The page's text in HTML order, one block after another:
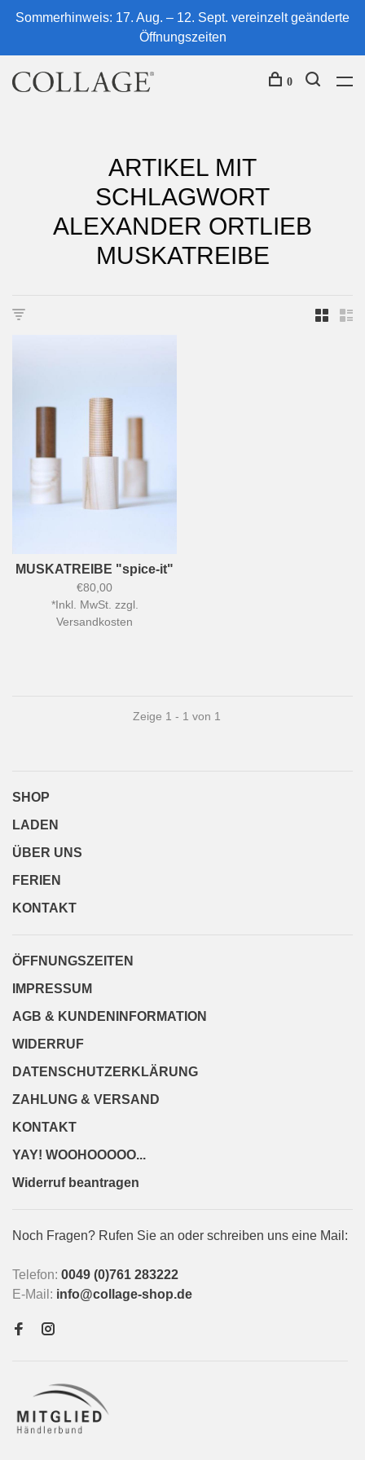
Sommerhinweis: 17. Aug. – 12. Sept. vereinzelt geänderte
Öffnungszeiten
0
ARTIKEL MIT
SCHLAGWORT
ALEXANDER ORTLIEB
MUSKATREIBE
MUSKATREIBE "spice-it"
€80,00
*Inkl. MwSt. zzgl.
Versandkosten
Zeige 1 - 1 von 1
SHOP
LADEN
ÜBER UNS
FERIEN
KONTAKT
ÖFFNUNGSZEITEN
IMPRESSUM
AGB & KUNDENINFORMATION
WIDERRUF
DATENSCHUTZERKLÄRUNG
ZAHLUNG & VERSAND
KONTAKT
YAY! WOOHOOOOO...
Widerruf beantragen
Noch Fragen? Rufen Sie an oder schreiben uns eine Mail:
Telefon: 0049 (0)761 283222
E-Mail: info@collage-shop.de